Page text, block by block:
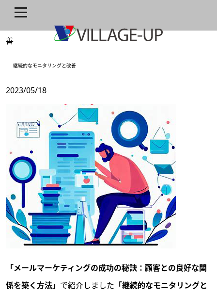
webマーケテイング
善
継続的なモニタリングと改善
2023/05/18
「メールマーケティングの成功の秘訣：顧客との良好な関
係を築く方法」 で紹介しました 「継続的なモニタリングと